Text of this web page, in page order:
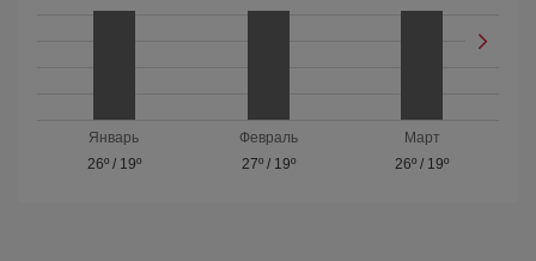
Январь
26º/ 19º
Февраль
27º/ 19º
Март
26º / 19º